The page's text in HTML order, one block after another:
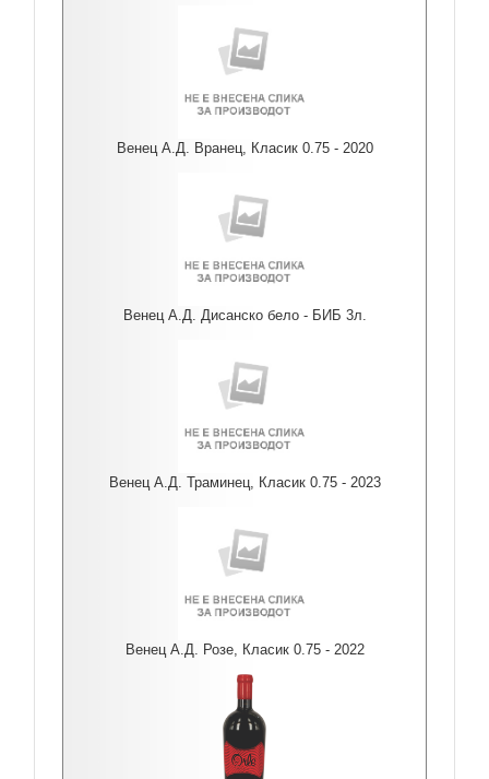
Венец А.Д. Вранец, Класик 0.75 - 2020
Венец А.Д. Дисанско бело - БИБ 3л.
Венец А.Д. Траминец, Класик 0.75 - 2023
Венец А.Д. Розе, Класик 0.75 - 2022